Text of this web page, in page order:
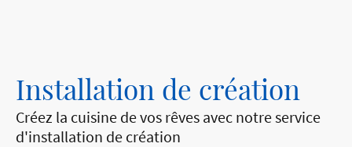
Installation de création
Créez la cuisine de vos rêves avec notre service
d'installation de création